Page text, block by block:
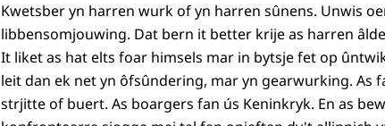
Kwetsber yn harren wurk of yn harren sûnens. Unwis
libbensomjouwing. Dat bern it better krije as harren
It liket as hat elts foar himsels mar in bytsje fet op
leit dan ek net yn ôfsûndering, mar yn gearwurking. As
strjitte of buert. As boargers fan ús Keninkryk. En as